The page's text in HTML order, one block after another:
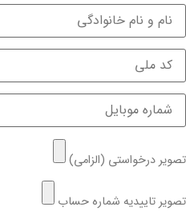
تصویر درخواستی (الزامی)
تصویر تاییدیه شماره حساب